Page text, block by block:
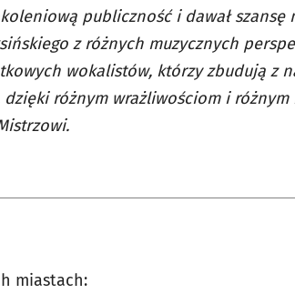
publiczność i dawał szansę
z różnych muzycznych
wokalistów, którzy zbudują z
różnym wrażliwościom i różnym
miastach: